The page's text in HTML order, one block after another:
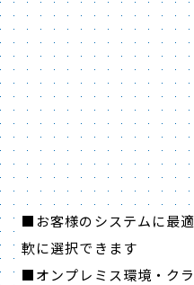
■お客様のシステムに最
軟に選択できます
■オンプレミス環境・ク